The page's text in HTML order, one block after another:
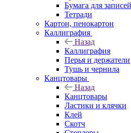
Бумага для записей
Тетради
Картон, пенокартон
Каллиграфия
Назад
Каллиграфия
Перья и держатели
Тушь и чернила
Канцтовары
Назад
Канцтовары
Ластики и клячки
Клей
Скотч